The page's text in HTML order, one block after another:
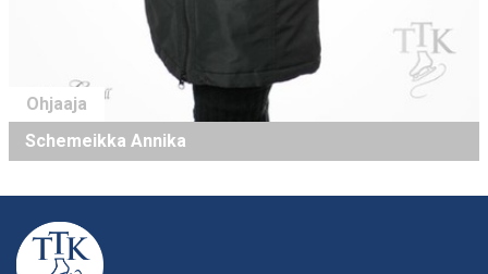
Ohjaaja
Schemeikka Annika